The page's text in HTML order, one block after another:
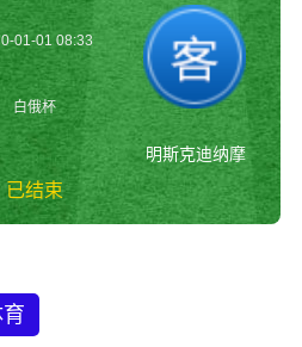
01-01 08:33
白俄杯
已结束
明斯克迪纳摩